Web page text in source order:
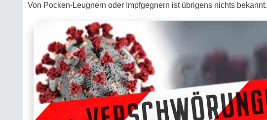
Von Pocken-Leugnern oder Impfgegnern ist übrigens nichts bekannt.